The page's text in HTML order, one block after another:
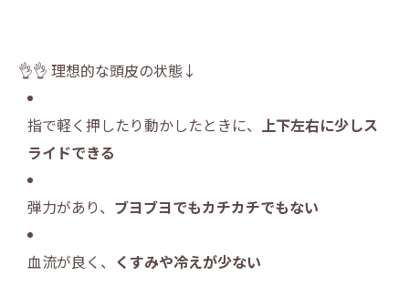
👌👌 理想的な頭皮の状態↓
指で軽く押したり動かしたときに、 上下左右に少しス
ライドできる
弾力があり、 ブヨブヨでもカチカチでもない
血流が良く、 くすみや冷えが少ない